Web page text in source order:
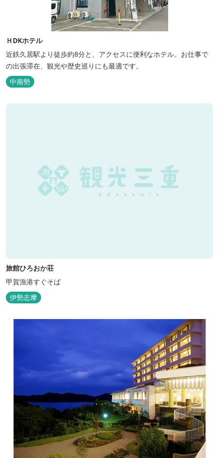
ＨDKホテル
近鉄久居駅より徒歩約8分と、アクセスに便利なホテル。お仕事で
の出張滞在、観光や歴史巡りにも最適です。
中南勢
旅館ひろおか荘
甲賀漁港すぐそば
伊勢志摩